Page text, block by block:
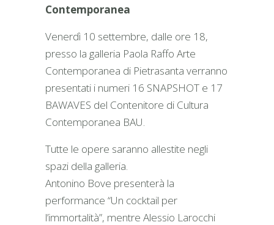
Contemporanea
Venerdì 10 settembre, dalle ore 18,
presso la galleria Paola Raffo Arte
Contemporanea di Pietrasanta verranno
presentati i numeri 16 SNAPSHOT e 17
BAWAVES del Contenitore di Cultura
Contemporanea BAU.
Tutte le opere saranno allestite negli
spazi della galleria.
Antonino Bove presenterà la
performance “Un cocktail per
l’immortalità”, mentre Alessio Larocchi